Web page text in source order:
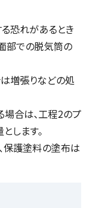
恐れがあるとき
部での脱気筒の
増張りなどの処
場合は、工程2のプ
します。
保護塗料の塗布は